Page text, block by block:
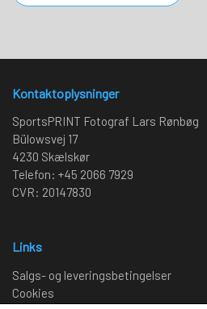
Kontaktoplysninger
SportsPRINT Fotograf Lars Rønbøg
Bülowsvej 17
4230 Skælskør
Telefon: +45 2066 7929
CVR: 20147830
Links
Salgs- og leveringsbetingelser
Cookies